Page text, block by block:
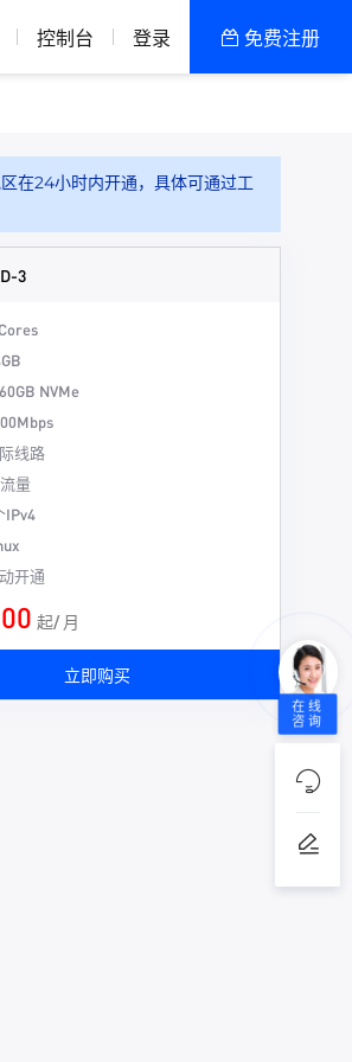
控制台 登录 免费注册
在24小时内开通，具体可通过工
3
NVMe
线路
量
IPv4
开通
起/ 月
立即购买
在线
咨询